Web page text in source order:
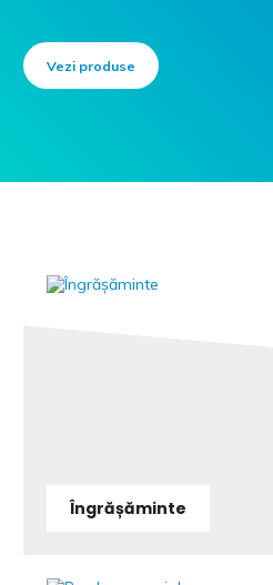
Vezi produse
Îngrășăminte